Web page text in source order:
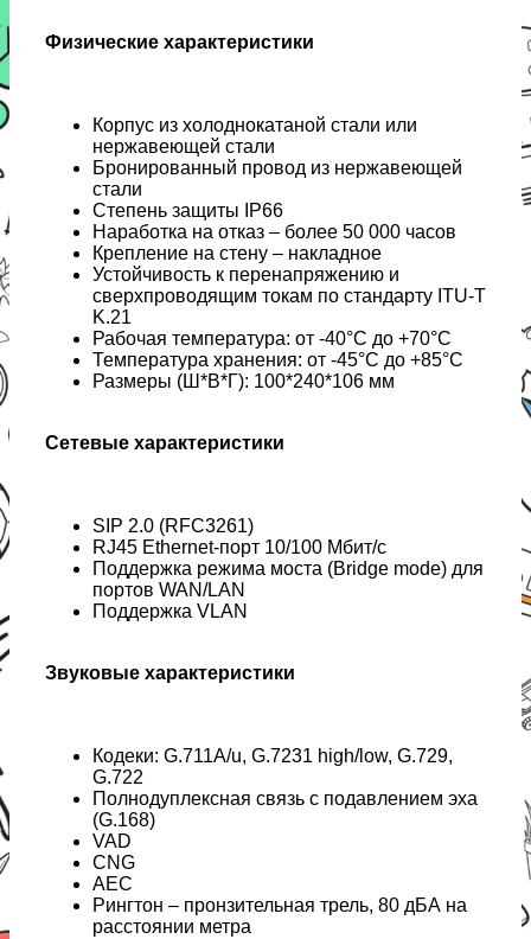
Физические характеристики
Корпус из холоднокатаной стали или
нержавеющей стали
Бронированный провод из нержавеющей
стали
Степень защиты IP66
Наработка на отказ – более 50 000 часов
Крепление на стену – накладное
Устойчивость к перенапряжению и
сверхпроводящим токам по стандарту ITU-T
K.21
Рабочая температура: от -40°C до +70°C
Температура хранения: от -45°C до +85°C
Размеры (Ш*В*Г): 100*240*106 мм
Сетевые характеристики
SIP 2.0 (RFC3261)
RJ45 Ethernet-порт 10/100 Мбит/с
Поддержка режима моста (Bridge mode) для
портов WAN/LAN
Поддержка VLAN
Звуковые характеристики
Кодеки: G.711A/u, G.7231 high/low, G.729,
G.722
Полнодуплексная связь с подавлением эха
(G.168)
VAD
CNG
AEC
Рингтон – пронзительная трель, 80 дБА на
расcтоянии метра